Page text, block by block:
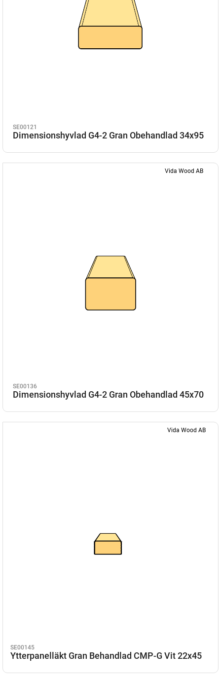
SE00121
Dimensionshyvlad G4-2 Gran Obehandlad 34x95
Vida Wood AB
SE00136
Dimensionshyvlad G4-2 Gran Obehandlad 45x70
Vida Wood AB
SE00145
Ytterpanelläkt Gran Behandlad CMP-G Vit 22x45